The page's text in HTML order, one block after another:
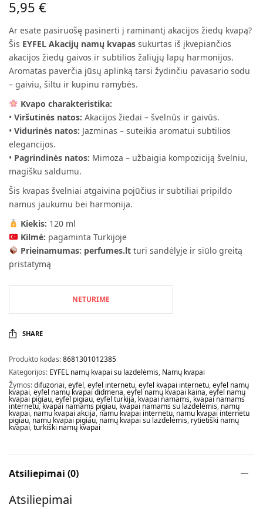
5,95€
Ar esate pasiruošę pasinerti į raminantį akacijos žiedų kvapą?
Šis EYFEL Akacijų namų kvapas sukurtas iš įkvepiančios
akacijos žiedų gaivos ir subtilios žaliųjų lapų harmonijos.
Aromatas paverčia jūsų aplinką tarsi žydinčiu pavasario sodu
– gaiviu, šiltu ir kupinu ramybės.
Kvapo charakteristika:
•Viršutinės natos: Akacijos žiedai – švelnūs ir gaivūs.
•Vidurinės natos: Jazminas – suteikia aromatui subtilios
elegancijos.
• Pagrindinės natos: Mimoza – užbaigia kompoziciją švelniu,
magišku saldumu.
Šis kvapas švelniai atgaivina pojūčius ir subtiliai pripildo
namus jaukumu bei harmonija.
Kiekis: 120 ml
Kilmė: pagaminta Turkijoje
Prieinamumas: perfumes.ltturi sandėlyje ir siūlo greitą
pristatymą
NETURIME
SHARE
Produkto kodas:8681301012385
Kategorijos: EYFEL namų kvapai su lazdelėmis, Namų kvapai
Žymos:difuzoriai,eyfel,eyfel internetu,eyfel kvapai internetu,eyfel namų
kvapai,eyfel namų kvapai didmena,eyfel namų kvapai kaina,eyfel namų
kvapai pigiau,eyfel pigiau,eyfel turkija, kvapai namams, kvapai namams
internetu,kvapai namams pigiau, kvapai namams su lazdelėmis, namų
kvapai, namu kvapai akcija, namu kvapai internetu, namu kvapai internetu
pigiau,namu kvapai pigiau, namų kvapai su lazdelėmis, rytietiški namų
kvapai,turkiški namų kvapai
Atsiliepimai (0)
Atsiliepimai